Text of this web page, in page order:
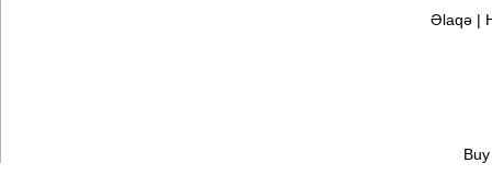
Əlaqə|